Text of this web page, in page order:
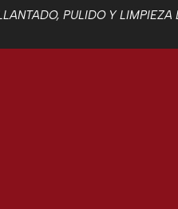
PULIDO Y LIMPIEZA